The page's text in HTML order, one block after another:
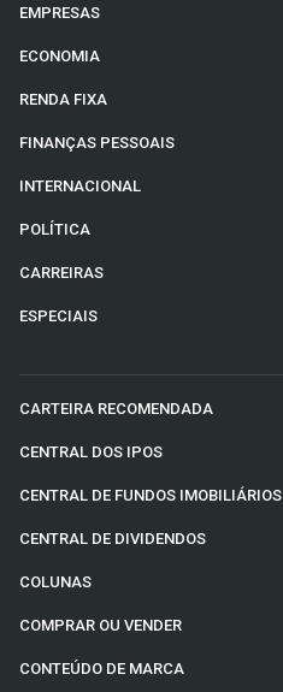
EMPRESAS
ECONOMIA
RENDA FIXA
FINANÇAS PESSOAIS
INTERNACIONAL
POLÍTICA
CARREIRAS
ESPECIAIS
CARTEIRA RECOMENDADA
CENTRAL DOS IPOS
CENTRAL DE FUNDOS IMOBILIÁRIOS
CENTRAL DE DIVIDENDOS
COLUNAS
COMPRAR OU VENDER
CONTEÚDO DE MARCA